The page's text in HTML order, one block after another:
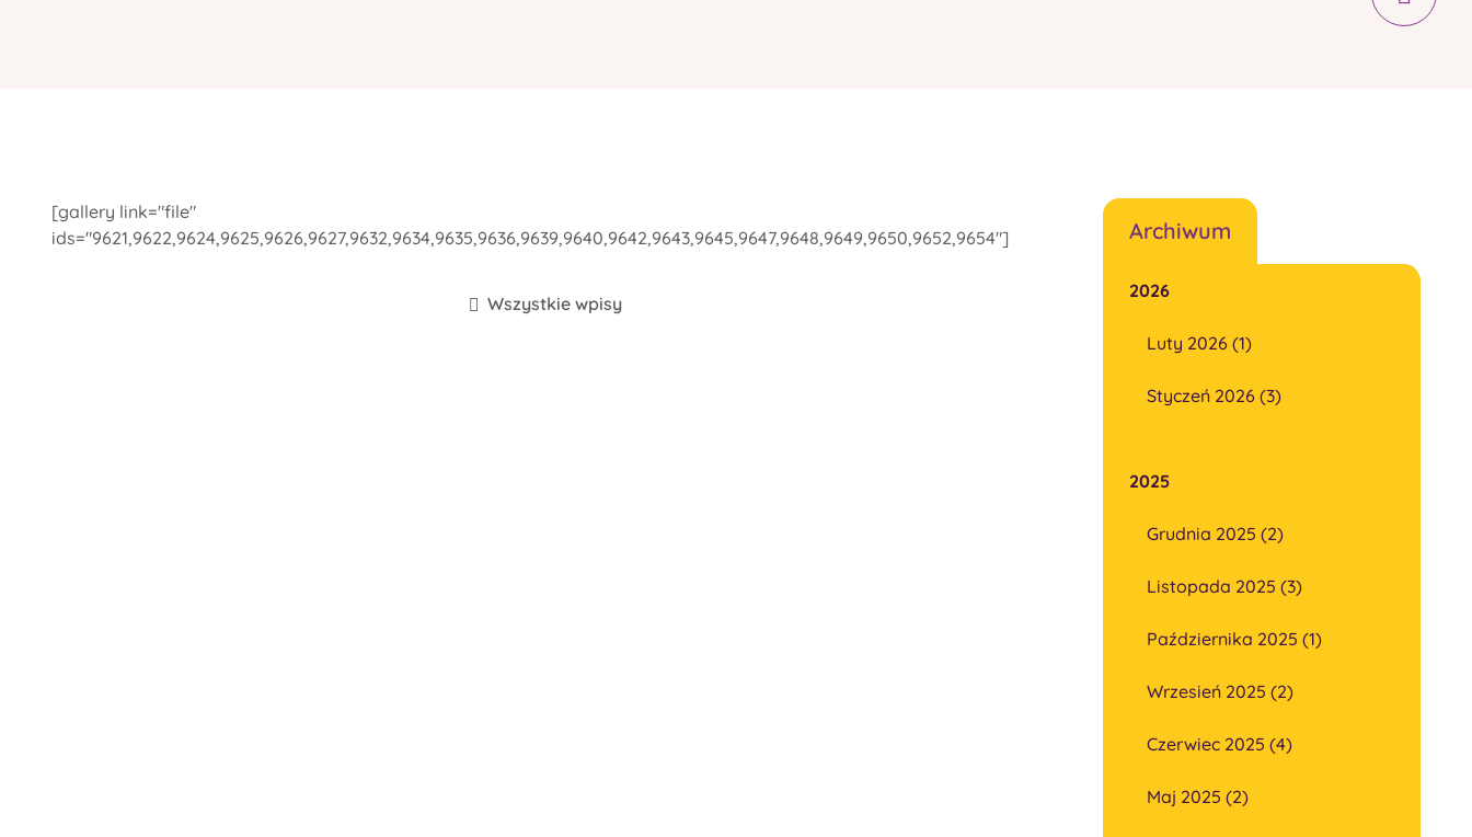
[gallery link="file"
ids="9621,9622,9624,9625,9626,9627,9632,9634,9635,9636,9639,9640,9642,9643,9645,9647,9648,9649,9650,9652,9654"]
Wszystkie wpisy
Archiwum
2026
Luty 2026 (1)
Styczeń 2026 (3)
2025
Grudnia 2025 (2)
Listopada 2025 (3)
Października 2025 (1)
Wrzesień 2025 (2)
Czerwiec 2025 (4)
Maj 2025 (2)